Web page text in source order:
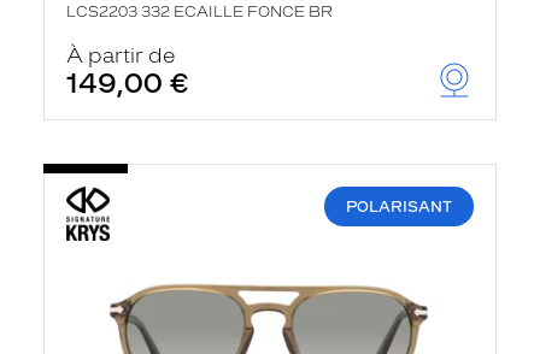
LCS2203 332 ECAILLE FONCE BR
À partir de
149,00 €
POLARISANT